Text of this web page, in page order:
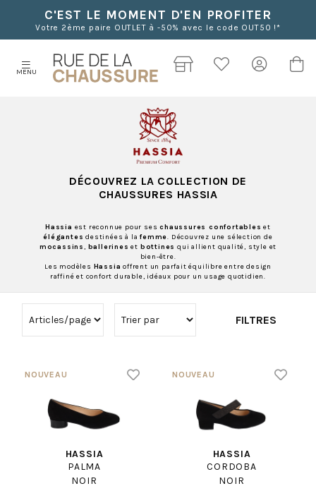
C'EST LE MOMENT D'EN PROFITER
Votre 2ème paire OUTLET à -50% avec le code OUT50 !*
MENU
DÉCOUVREZ LA COLLECTION DE
CHAUSSURES HASSIA
Hassia est reconnue pour seschaussures confortables et
élégantes destinées à lafemme. Découvrez une sélection de
mocassins, ballerines et bottines qui allient qualité, style et
bien-être.
Les modèles Hassia offrent un parfait équilibre entre design
raffiné et confort durable, idéaux pour un usage quotidien.
FILTRES
HASSIA
PALMA
NOIR
HASSIA
CORDOBA
NOIR